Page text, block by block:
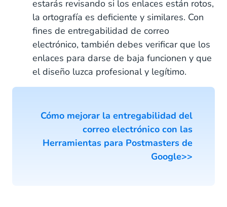
estarás revisando si los enlaces están rotos,
la ortografía es deficiente y similares. Con
fines de entregabilidad de correo
electrónico, también debes verificar que los
enlaces para darse de baja funcionen y que
el diseño luzca profesional y legítimo.
Cómo mejorar la entregabilidad del
correo electrónico con las
Herramientas para Postmasters de
Google>>